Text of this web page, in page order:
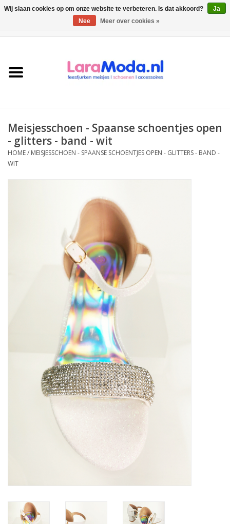
collecties
Bolero meisje
Accessoires
Meisjesschoen - Spaanse schoentjes open
- glitters - band - wit
HOME/ MEISJESSCHOEN - SPAANSE SCHOENTJES OPEN - GLITTERS - BAND -
WIT
Wij slaan cookies op om onze website te verbeteren. Is dat akkoord?
Ja
Nee
Meer over cookies »